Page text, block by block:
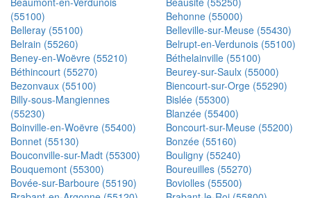
(55100)
Behonne (55000)
Belleray (55100)
Belleville-sur-Meuse (55430)
Belrain (55260)
Belrupt-en-Verdunois (55100)
Beney-en-Woëvre (55210)
Béthelainville (55100)
Béthincourt (55270)
Beurey-sur-Saulx (55000)
Bezonvaux (55100)
Biencourt-sur-Orge (55290)
Billy-sous-Mangiennes
(55230)
Bislée (55300)
Blanzée (55400)
Boinville-en-Woëvre (55400)
Boncourt-sur-Meuse (55200)
Bonnet (55130)
Bonzée (55160)
Bouconville-sur-Madt (55300)
Bouligny (55240)
Bouquemont (55300)
Boureuilles (55270)
Bovée-sur-Barboure (55190)
Boviolles (55500)